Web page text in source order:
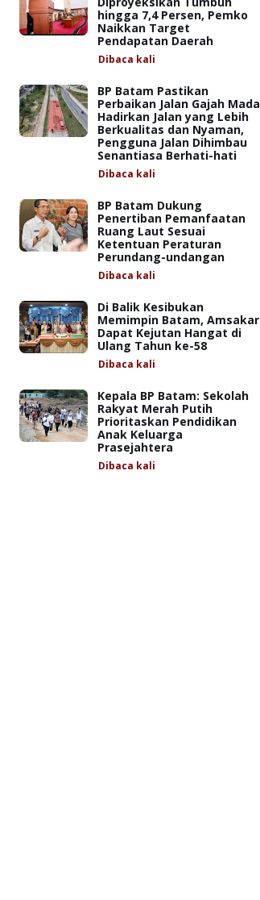
hingga 7,4 Persen, Pemko
Naikkan Target
Pendapatan Daerah
Dibaca kali
BP Batam Pastikan
Perbaikan Jalan Gajah Mada
Hadirkan Jalan yang Lebih
Berkualitas dan Nyaman,
Pengguna Jalan Dihimbau
Senantiasa Berhati-hati
Dibaca kali
BP Batam Dukung
Penertiban Pemanfaatan
Ruang Laut Sesuai
Ketentuan Peraturan
Perundang-undangan
Dibaca kali
Di Balik Kesibukan
Memimpin Batam, Amsakar
Dapat Kejutan Hangat di
Ulang Tahun ke-58
Dibaca kali
Kepala BP Batam: Sekolah
Rakyat Merah Putih
Prioritaskan Pendidikan
Anak Keluarga
Prasejahtera
Dibaca kali